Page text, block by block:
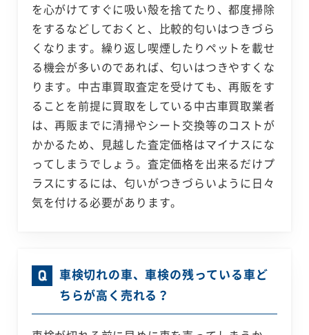
を心がけてすぐに吸い殻を捨てたり、都度掃除
をするなどしておくと、比較的匂いはつきづら
くなります。繰り返し喫煙したりペットを載せ
る機会が多いのであれば、匂いはつきやすくな
ります。中古車買取査定を受けても、再販をす
ることを前提に買取をしている中古車買取業者
は、再販までに清掃やシート交換等のコストが
かかるため、見越した査定価格はマイナスにな
ってしまうでしょう。査定価格を出来るだけプ
ラスにするには、匂いがつきづらいように日々
気を付ける必要があります。
車検切れの車、車検の残っている車ど
ちらが高く売れる？